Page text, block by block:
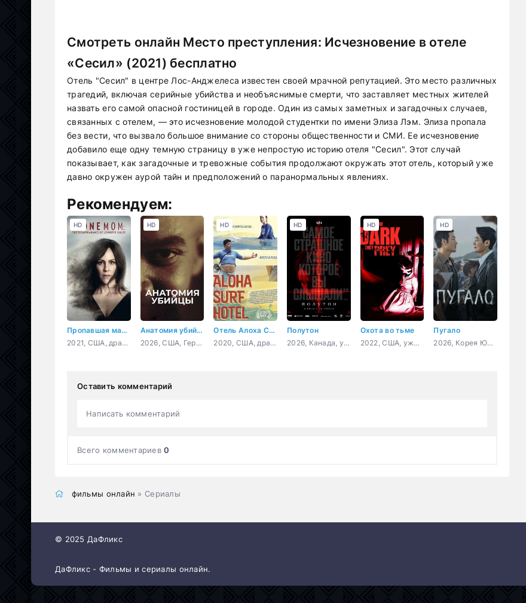
Смотреть онлайн Место преступления: Исчезновение в отеле
«Сесил» (2021) бесплатно
Отель "Сесил" в центре Лос-Анджелеса известен своей мрачной репутацией. Это место различных
трагедий, включая серийные убийства и необъяснимые смерти, что заставляет местных жителей
назвать его самой опасной гостиницей в городе. Один из самых заметных и загадочных случаев,
связанных с отелем, — это исчезновение молодой студентки по имени Элиза Лэм. Элиза пропала
без вести, что вызвало большое внимание со стороны общественности и СМИ. Ее исчезновение
добавило еще одну темную страницу в уже непростую историю отеля "Сесил". Этот случай
показывает, как загадочные и тревожные события продолжают окружать этот отель, который уже
давно окружен аурой тайн и предположений о паранормальных явлениях.
Рекомендуем:
Пропавшая мать: Исчезновение Дженнифер Дулос
2021, США, драма, криминал
HD
Анатомия убийцы
2026, США, Германия, документальный, криминал
HD
Отель Алоха Сёрф
2020, США, драма, комедия
HD
Полутон
2026, Канада, ужасы, триллер, фантастика
HD
Охота во тьме
2022, США, ужасы
HD
Пугало
2026, Корея Южная, детектив, триллер, криминал
HD
Оставить комментарий
Написать комментарий
Всего комментариев0
фильмы онлайн » Сериалы
© 2025 ДаФликс
ДаФликс - Фильмы и сериалы онлайн.